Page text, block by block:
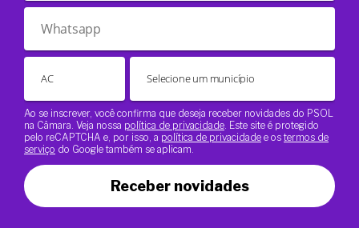
Ao se inscrever, você confirma que deseja receber novidades do PSOL
na Câmara. Veja nossa política de privacidade . Este site é protegido
pelo reCAPTCHA e, por isso, a política de privacidade e os termos de
serviço do Google também se aplicam.
Receber novidades